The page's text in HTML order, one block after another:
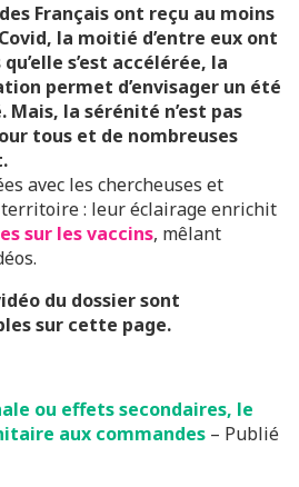
Français ont reçu au moins
la moitié d’entre eux ont
s’est accélérée, la
permet d’envisager un été
la sérénité n’est pas
tous et de nombreuses
avec les chercheuses et
: leur éclairage enrichit
sur les vaccins, mêlant
du dossier sont
sur cette page.
ou effets secondaires, le
aux commandes – Publié